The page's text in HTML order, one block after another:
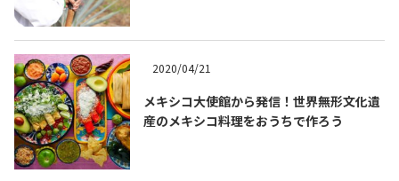
2020/04/21
メキシコ大使館から発信！世界無形文化遺
産のメキシコ料理をおうちで作ろう